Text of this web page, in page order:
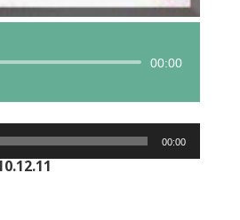
Lecteur
00:00
00:00